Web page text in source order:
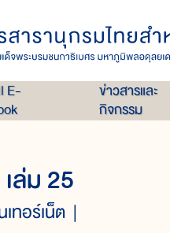
E-
ข่าวสารและ
กิจกรรม
เล่ม 25
ทอร์เน็ต